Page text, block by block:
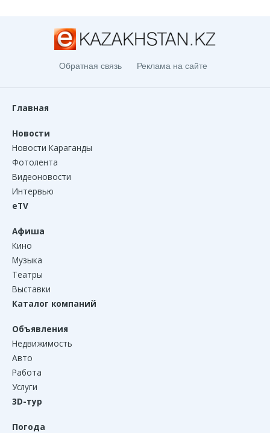
Обратная связь Реклама на сайте
Главная
Новости
Новости Караганды
Фотолента
Видеоновости
Интервью
eTV
Афиша
Кино
Музыка
Театры
Выставки
Каталог компаний
Объявления
Недвижимость
Авто
Работа
Услуги
3D-тур
Погода